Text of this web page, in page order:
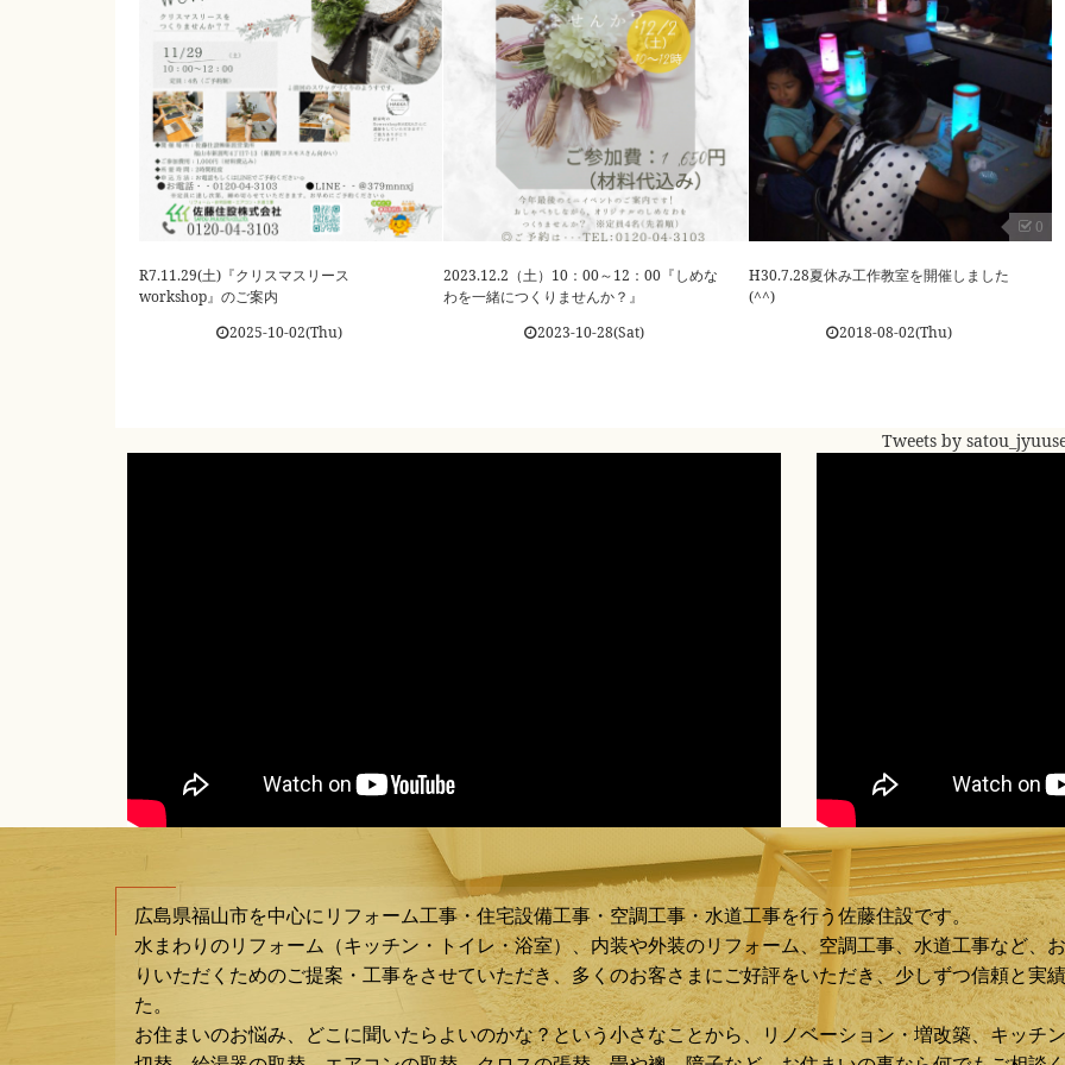
R7.11.29(土)『クリスマスリース
workshop』のご案内
2025-10-02(Thu)
2023.12.2（土）10：00～12：00『しめな
わを一緒につくりませんか？』
2023-10-28(Sat)
0
H30.7.28夏休み工作教室を開催しました
(^^)
2018-08-02(Thu)
Tweets by
広島県福山市を中心にリフォーム工事・住宅設備工事・空調工事・水道工事を行う佐藤住設です。
水まわりのリフォーム（キッチン・トイレ・浴室）、内装や外装のリフォーム、空調工事、水道工事など、
りいただくためのご提案・工事をさせていただき、多くのお客さまにご好評をいただき、少しずつ信頼と実
た。
お住まいのお悩み、どこに聞いたらよいのかな？という小さなことから、リノベーション・増改築、キッチ